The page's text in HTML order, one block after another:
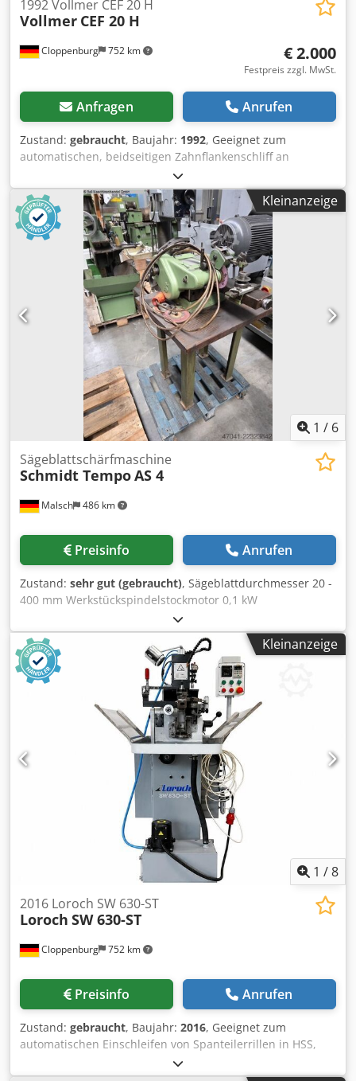
Cloppenburg 752 km
1992 Vollmer CEF 20 H
Vollmer CEF 20 H
€ 2.000
Festpreis zzgl. MwSt.
Anfragen Anrufen
Zustand: gebraucht, Baujahr: 1992, Geeignet zum
automatischen, beidseitigen Zahnflankenschliff an
hartmetallbestückten Kreissägeblättern. Zubehör:
Dcjdpszguvwsfx Abmek Naßschliffeinrichtung, Motorische
Spanwinkeverstellung, 2 Schleifscheibenaufnahmen, 1
Aufnahmebolzen. Kreissägeblattaußendurchmesser: 80
bis 1270 mm Kreissägenbohrungsdurchmesser: 10 - 220
mm Blattdicke: bis 14 mm Zahnteilung: 6-120 mm
Schleifweg: max. 16 mm Spanwinkel : -15° bis +40°
Tangentialfreiwinkel: 0 bis 5° Schleifgeschwindigkeit: 0,5
bis 6 mm/s Schleifscheibdurchmesser: 125 mm
Anschlußwert ca.: 3,6 kW (400 V / 50 Hz) Gewicht ca: 1300
kg Farbe: grün RAL 6011
Kleinanzeige
1 / 6
Malsch 486 km
Sägeblattschärfmaschine
Schmidt TempoAS 4
Preisinfo Anrufen
Zustand: sehr gut (gebraucht), Sägeblattdurchmesser 20 -
400 mm Werkstückspindelstockmotor 0,1 kW
Schleifscheibendurchmesser 150 x 30 mm
Gesamtleistungsbedarf 0,4 kW Maschinengewicht ca. 0,1 t
Raumbedarf ca. 0,6 x 0,4 x 1,2 m Dedpfjzlkycjx Abmock
Kleinanzeige
1 /8
Cloppenburg 752 km
2016 Loroch SW 630-ST
Loroch SW 630-ST
Preisinfo Anrufen
Zustand: gebraucht, Baujahr: 2016, Geeignet zum
automatischen Einschleifen von Spanteilerrillen in HSS,
Segmentkreissägen und HM Sägen. Zubehör: Steuerung
für automatischen Versatz der Schleifspindel,